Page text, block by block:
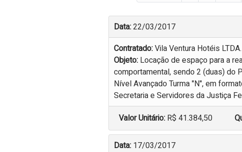
Data:22/03/2017
Contratado:Vila Ventura Hotéis LTDA.
Objeto: Locação de espaço para a
comportamental, sendo 2 (duas) do
Nível Avançado Turma "N", em
Secretaria e Servidores da Justiça
Valor Unitário: R$ 41.384,50
Data: 17/03/2017